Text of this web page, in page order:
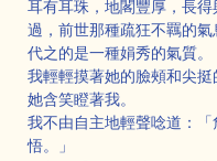
耳有耳珠，地閣豐厚，長
過，前世那種疏狂不羈的
代之的是一種娟秀的氣質。
我輕輕摸著她的臉頰和尖挺
她含笑瞪著我。
我不由自主地輕聲唸道：
悟。」